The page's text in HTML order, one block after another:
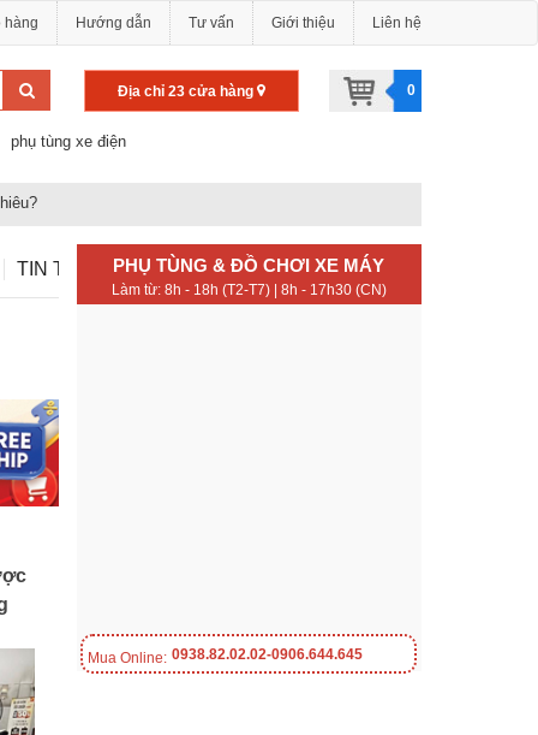
hàng Hướng dẫn Tư vấn Giới thiệu Liên hệ
phụ tùng xe điện
Địa chỉ 23 cửa hàng 0
TIN TỨC PHỤ TÙNG & ĐỒ CHƠI XE MÁY
Làm từ: 8h - 18h (T2-T7) | 8h - 17h30 (CN)
Mua Online: 0938.82.02.02-0906.644.645